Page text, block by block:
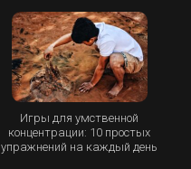
Игры для умственной
концентрации: 10 простых
упражнений на каждый день